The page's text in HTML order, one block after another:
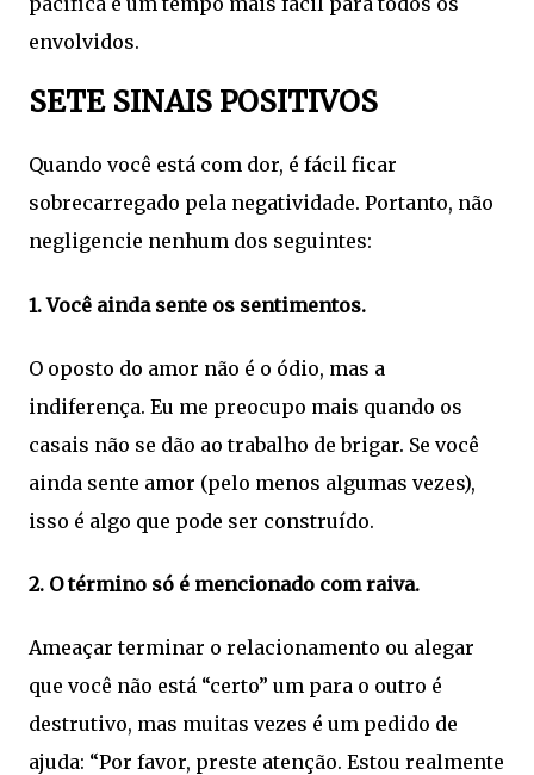
envolvidos.
SETE SINAIS POSITIVOS
Quando você está com dor, é fácil ficar
sobrecarregado pela negatividade. Portanto, não
negligencie nenhum dos seguintes:
1. Você ainda sente os sentimentos.
O oposto do amor não é o ódio, mas a
indiferença. Eu me preocupo mais quando os
casais não se dão ao trabalho de brigar. Se você
ainda sente amor (pelo menos algumas vezes),
isso é algo que pode ser construído.
2. O término só é mencionado com raiva.
Ameaçar terminar o relacionamento ou alegar
que você não está “certo” um para o outro é
destrutivo, mas muitas vezes é um pedido de
ajuda: “Por favor, preste atenção. Estou realmente